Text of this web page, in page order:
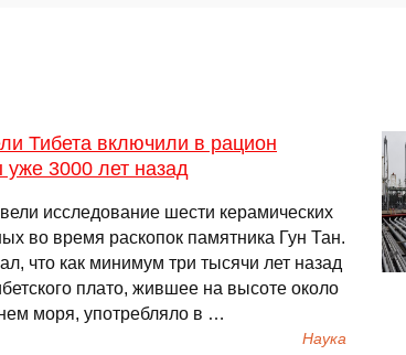
Тибета включили в рацион
3000 лет назад
исследование шести керамических
во время раскопок памятника Гун Тан.
что как минимум три тысячи лет назад
плато, жившее на высоте около
моря, употребляло в …
Наука